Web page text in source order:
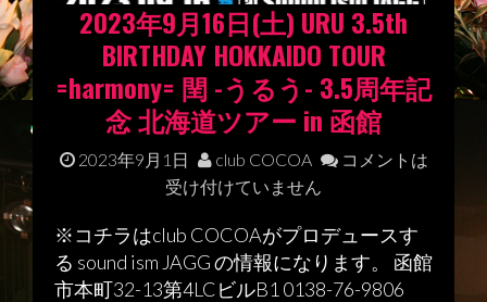
2023年9月16日(土) URU 3.5th
BIRTHDAY HOKKAIDO TOUR
=harmony= 閏 -うるう- 3.5周年記
念 北海道ツアー in 函館
2023年9月1日 club COCOA
コメントは
受け付けていません
※コチラはclub COCOAがプロデュースす
る sound ism JAGG の情報になります。 函館
市本町32-13第4LCビルB1 0138-76-9806